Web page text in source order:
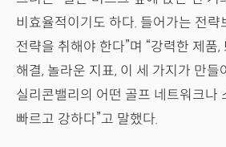
비효율적이기도 하다. 들어가는 전략
전략을 취해야 한다”며 “강력한 제품,
해결, 놀라운 지표, 이 세 가지가 만들
실리콘밸리의 어떤 골프 네트워크나
빠르고 강하다”고 말했다.